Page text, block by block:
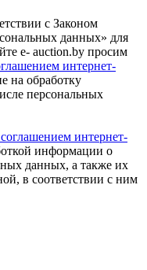
с Законом
данных» для
e- auction.by просим
интернет-
на обработку
персональных
интернет-
информации о
данных, а также их
в соответствии с ним